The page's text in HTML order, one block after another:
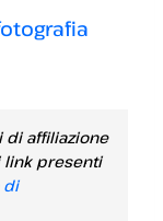
di affiliazione
presenti
di